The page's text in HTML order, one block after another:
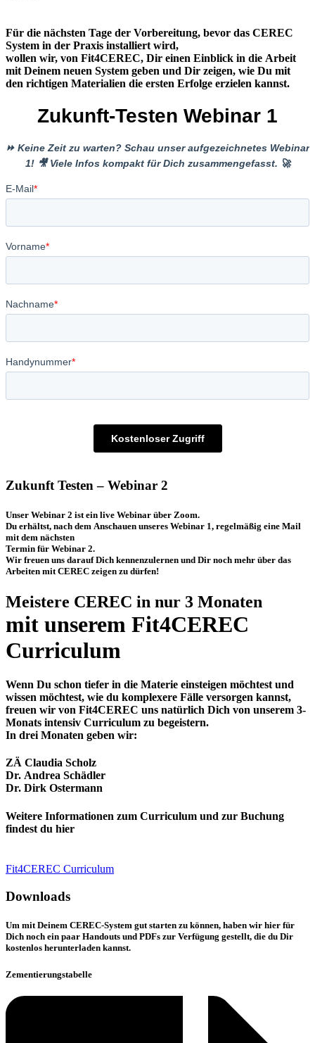
Für die nächsten Tage der Vorbereitung, bevor das CEREC
System in der Praxis installiert wird,
wollen wir, von Fit4CEREC, Dir einen Einblick in die Arbeit
mit Deinem neuen System geben und Dir zeigen, wie Du mit
den richtigen Materialien die ersten Erfolge erzielen kannst.
Zukunft Testen – Webinar 2
Unser Webinar 2 ist ein live Webinar über Zoom.
Du erhältst, nach dem Anschauen unseres Webinar 1, regelmäßig eine Mail
mit dem nächsten
Termin für Webinar 2.
Wir freuen uns darauf Dich kennenzulernen und Dir noch mehr über das
Arbeiten mit CEREC zeigen zu dürfen!
Meistere CEREC in nur 3 Monaten
mit unserem Fit4CEREC
Curriculum
Wenn Du schon tiefer in die Materie einsteigen möchtest und
wissen möchtest, wie du komplexere Fälle versorgen kannst,
freuen wir von Fit4CEREC uns natürlich Dich von unserem 3-
Monats intensiv Curriculum zu begeistern.
In drei Monaten geben wir:
ZÄ Claudia Scholz
Dr. Andrea Schädler
Dr. Dirk Ostermann
Weitere Informationen zum Curriculum und zur Buchung
findest du hier
Fit4CEREC Curriculum
Downloads
Um mit Deinem CEREC-System gut starten zu können, haben wir hier für
Dich noch ein paar Handouts und PDFs zur Verfügung gestellt, die du Dir
kostenlos herunterladen kannst.
Zementierungstabelle